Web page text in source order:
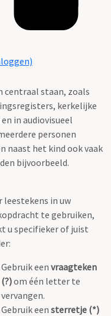
centraal staan, zoals
kerkelijke
in audiovisueel
personen
naast het kind ook vaak
bijvoorbeeld.
leestekens in uw
te gebruiken,
u specifieker of juist
Gebruik een vraagteken
(?)om één letter te
vervangen.
Gebruik een sterretje (*)